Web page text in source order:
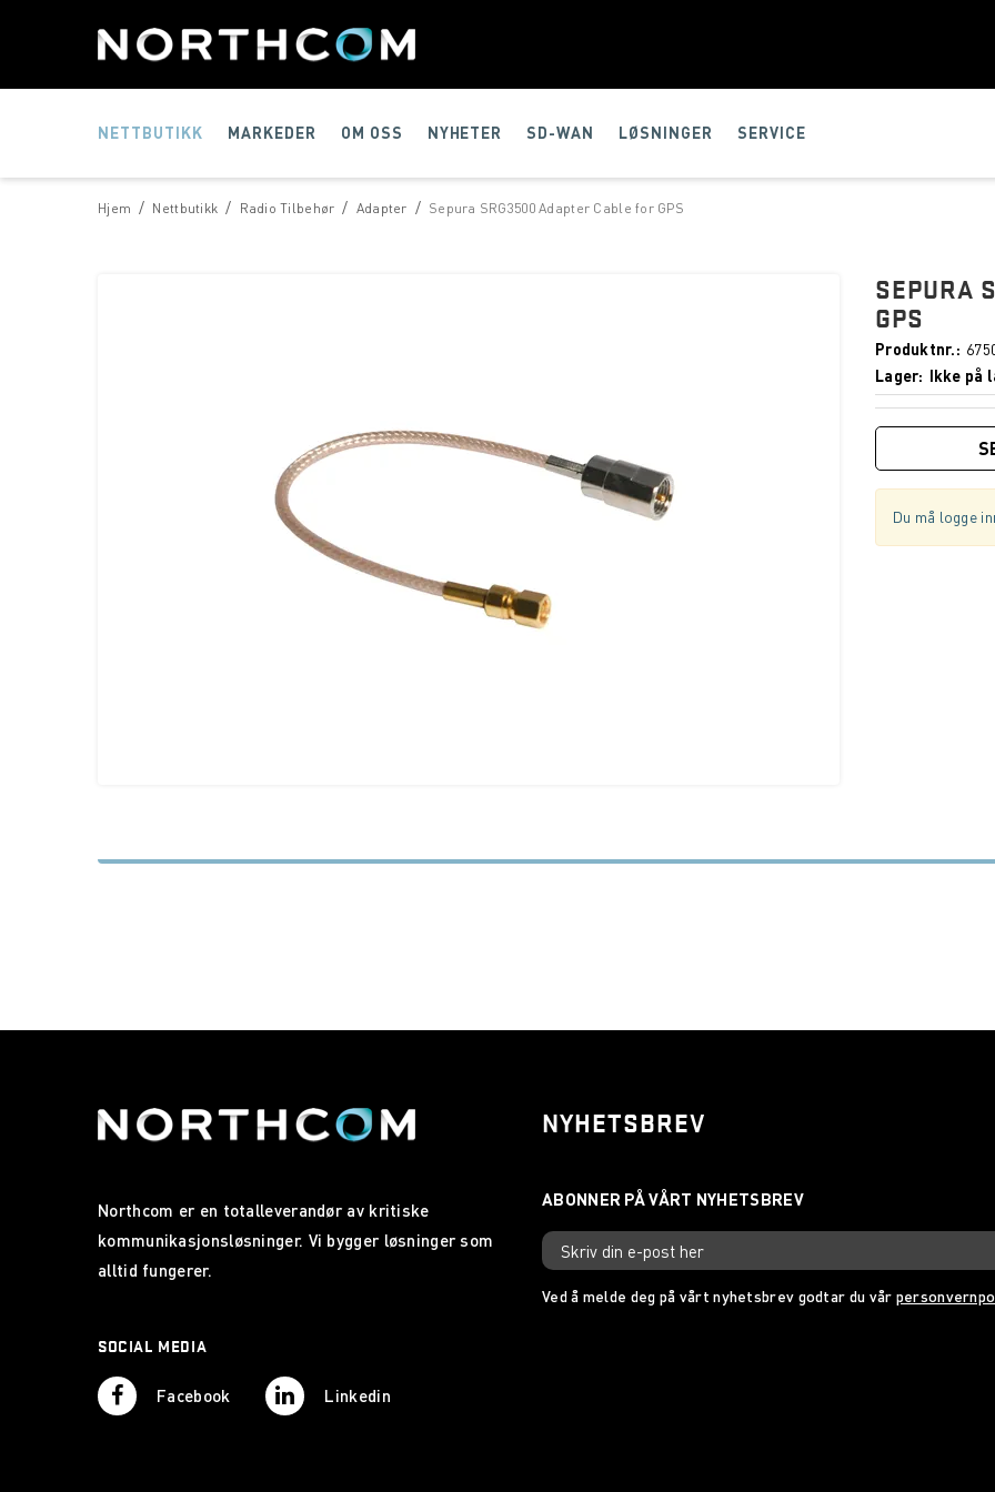
NETTBUTIKK MARKEDER OM OSS NYHETER SD-WAN LØSNINGER SERVICE
/
Hjem /
Nettbutikk /
Radio Tilbehør /
Adapter Sepura SRG3500 Adapter Cable for GPS
SEPURA
GPS
Produktnr.
Lager
Ikke på
Du må logge
Northcom er en totalleverandør av kritiske
kommunikasjonsløsninger. Vi bygger løsninger som
alltid fungerer.
SOCIAL MEDIA
Facebook Linkedin
NYHETSBREV
Ved å melde deg på vårt nyhetsbrev godtar du vår